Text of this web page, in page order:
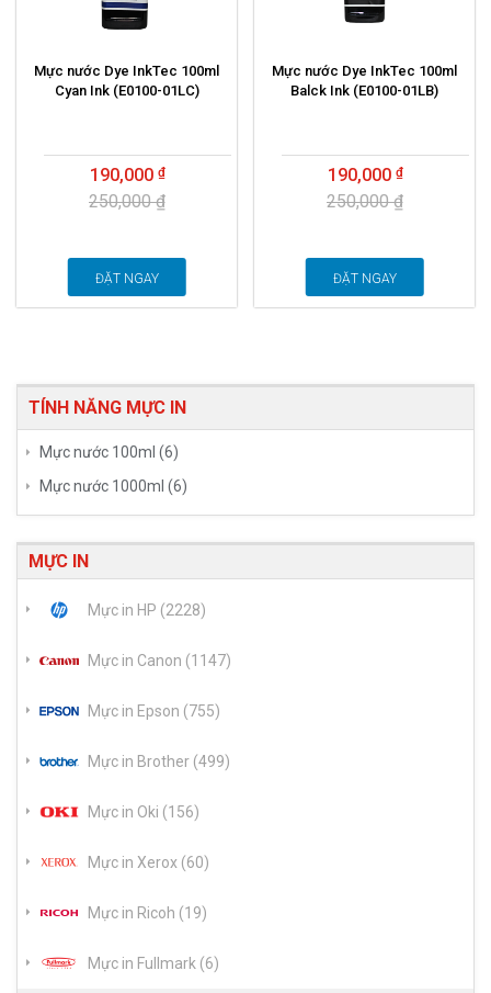
Mực nước Dye InkTec 100ml
Cyan Ink (E0100-01LC)
190,000
250,000 ₫
ĐẶT NGAY
Mực nước Dye InkTec 100ml
Balck Ink (E0100-01LB)
190,000
250,000 ₫
ĐẶT NGAY
TÍNH NĂNG MỰC IN
Mực nước 100ml (6)
Mực nước 1000ml (6)
MỰC IN
Mực in HP (2228)
Mực in Canon (1147)
Mực in Epson (755)
Mực in Brother (499)
Mực in Oki (156)
Mực in Xerox (60)
Mực in Ricoh (19)
Mực in Fullmark (6)